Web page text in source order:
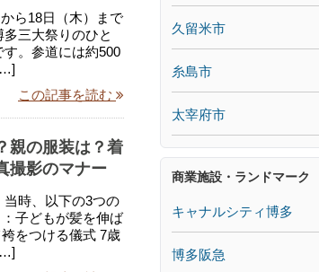
ら18日（木）まで
三大祭りのひと
。参道には約500
この記事を読む
親の服装は？着
撮影のマナー
時、以下の3つの
子どもが髪を伸ば
をつける儀式 7歳
久留米市
糸島市
太宰府市
商業施設・ランドマーク
キャナルシティ博多
博多阪急